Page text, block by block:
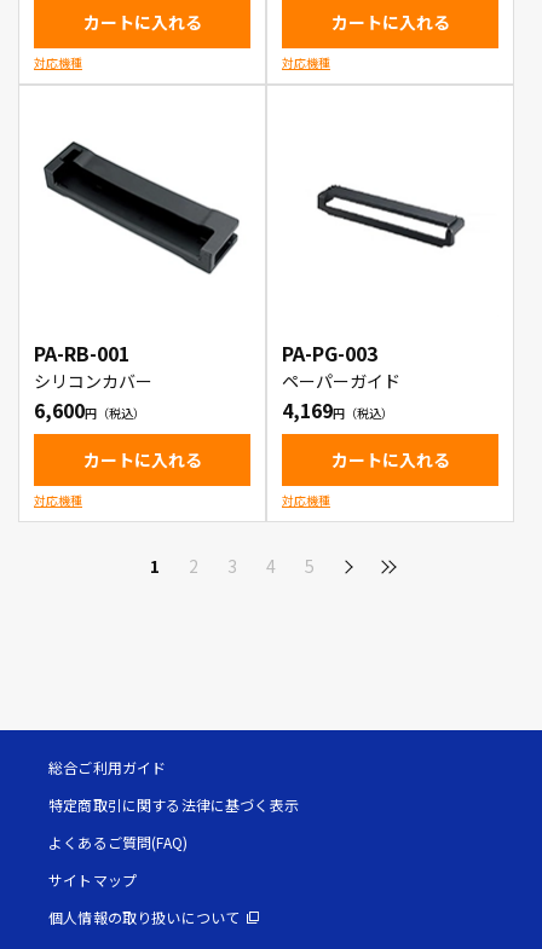
カートに入れる
対応機種
カートに入れる
対応機種
PA-RB-001
シリコンカバー
6,600
カートに入れる
対応機種
PA-PG-003
ペーパーガイド
4,169
カートに入れる
対応機種
1 2 3 4 5
総合ご利用ガイド
特定商取引に関する法律に基づく表示
よくあるご質問(FAQ)
サイトマップ
個人情報の取り扱いについて